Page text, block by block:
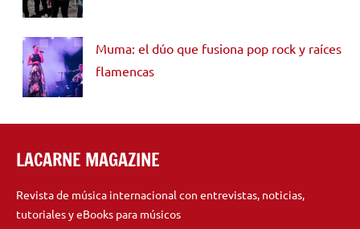
Muma: el dúo que fusiona pop rock y raíces
flamencas
LACARNE MAGAZINE
Revista de música internacional con entrevistas, noticias,
tutoriales y eBooks para músicos